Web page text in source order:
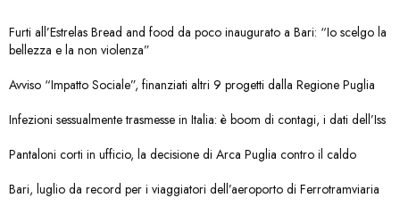
Furti all’Estrelas Bread and food da poco inaugurato a Bari: “Io scelgo la
bellezza e la non violenza”
Avviso “Impatto Sociale”, finanziati altri 9 progetti dalla Regione Puglia
Infezioni sessualmente trasmesse in Italia: è boom di contagi, i dati dell’Iss
Pantaloni corti in ufficio, la decisione di Arca Puglia contro il caldo
Bari, luglio da record per i viaggiatori dell’aeroporto di Ferrotramviaria